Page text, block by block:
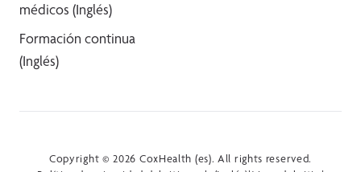
médicos (Inglés)
Formación continua
(Inglés)
Copyright © 2026 CoxHealth (es). All rights reserved.